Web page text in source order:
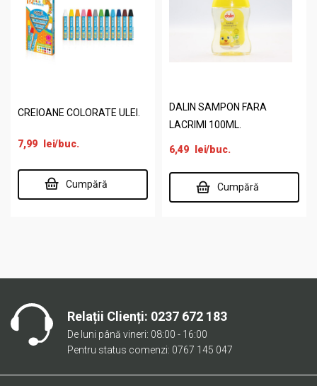
CREIOANE COLORATE ULEI.
7,99 lei/buc.
Cumpără
DALIN SAMPON FARA
LACRIMI 100ML.
6,49 lei/buc.
Cumpără
Relații Clienți: 0237 672 183
De luni până vineri: 08:00 - 16:00
Pentru status comenzi: 0767 145 047